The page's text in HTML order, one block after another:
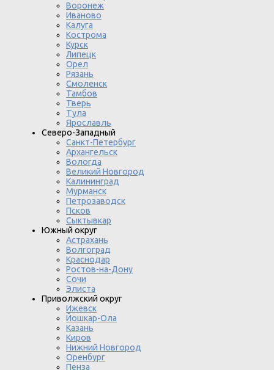
Воронеж
Иваново
Калуга
Кострома
Курск
Липецк
Орел
Рязань
Смоленск
Тамбов
Тверь
Тула
Ярославль
Северо-Западный
Санкт-Петербург
Архангельск
Вологда
Великий Новгород
Калининград
Мурманск
Петрозаводск
Псков
Сыктывкар
Южный округ
Астрахань
Волгоград
Краснодар
Ростов-на-Дону
Сочи
Элиста
Приволжский округ
Ижевск
Йошкар-Ола
Казань
Киров
Нижний Новгород
Оренбург
Пенза